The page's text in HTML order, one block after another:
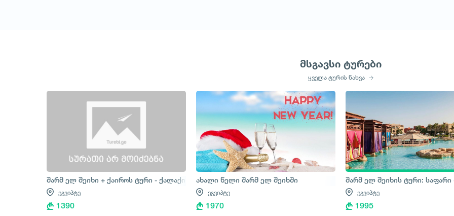
მსგავსი ტურები
ყველა ტურის ნახვა
შარმ ელ შეიხი + ქაიროს ტური - ქალაქის ტური + საფარის ტური
ეგვიპტე
1390
ახალი წელი შარმ ელ შეიხში
ეგვიპტე
1970
შარმ ელ შეიხის ტური:
ეგვიპტე
1995